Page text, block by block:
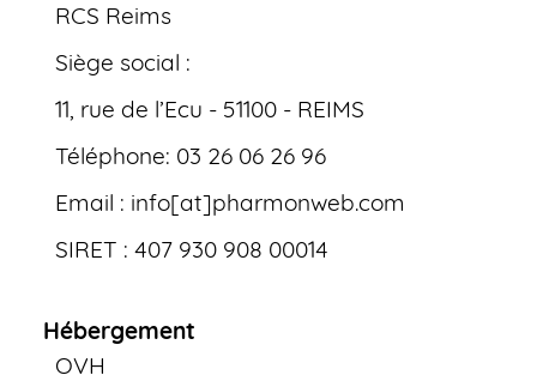
RCS Reims
Siège social :
11, rue de l’Ecu - 51100 - REIMS
Téléphone: 03 26 06 26 96
Email : info[at]pharmonweb.com
SIRET : 407 930 908 00014
Hébergement
OVH